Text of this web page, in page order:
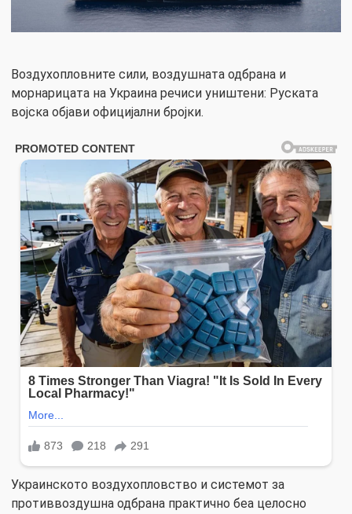
Воздухопловните сили, воздушната одбрана и
морнарицата на Украина речиси уништени: Руската
војска објави официјални бројки.
Украинското воздухопловство и системот за
противвоздушна одбрана практично беа целосно